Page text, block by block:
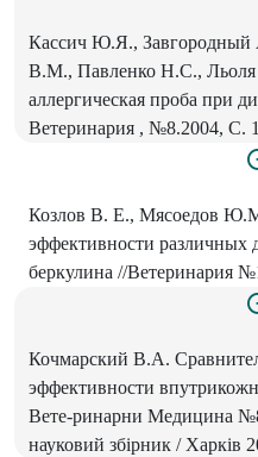
Кассич Ю.Я.,
В.М., Павленко Н.С., Льоля
аллергическая проба при
Ветеринария , №8.2004, С.
Козлов В. Е., Мясоедов
эффективности различных
беркулина //Ветеринария
Кочмарский В.А.
эффективности
Вете-ринарни Медицина
науковий збiрник / Харкiв